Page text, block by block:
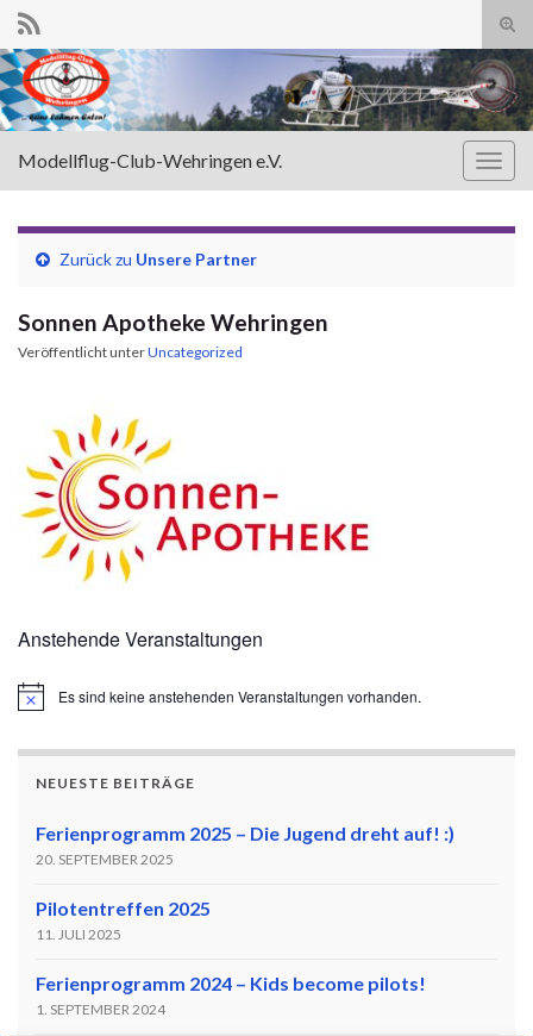
Search for:
Modellflug-Club-Wehringen e.V.
Zurück zu Unsere Partner
Sonnen Apotheke Wehringen
Veröffentlicht unterUncategorized
Anstehende Veranstaltungen
HinweisEs sind keine anstehenden Veranstaltungen vorhanden.
NEUESTE BEITRÄGE
Ferienprogramm 2025 – Die Jugend dreht auf! :)
20. SEPTEMBER 2025
Pilotentreffen 2025
11. JULI 2025
Ferienprogramm 2024 – Kids become pilots!
1. SEPTEMBER 2024